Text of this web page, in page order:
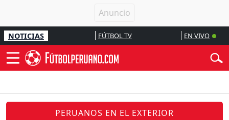
NOTICIAS FÚTBOL TV EN VIVO
PERUANOS EN EL EXTERIOR